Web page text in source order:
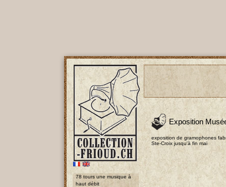
78 tours une musique à
haut débit
Exposition
exposition de gramophones
Ste-Croix jusqu'à fin mai